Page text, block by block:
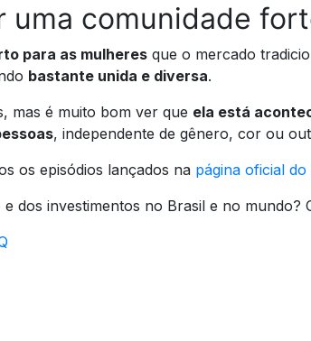
comunidade
para as mulheres que o mercado
bastante unida e diversa.
mas é muito bom ver que ela está
, independente de gênero, cor ou
os episódios lançados na página oficial
dos investimentos no Brasil e no mundo?